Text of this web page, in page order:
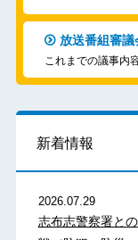
放送番組審議
これまでの議事内
新着情報
2026.07.29
志布志警察署と